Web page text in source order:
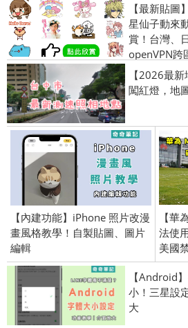
【最新貼圖
星仙子動來
賞！台灣、
openVPN
【2026最
闖紅燈，地
【內建功能】iPhone 照片改漫
畫風格教學！自製貼圖、圖片
編輯
【華
法使
美國
【Android
小！三星設
大